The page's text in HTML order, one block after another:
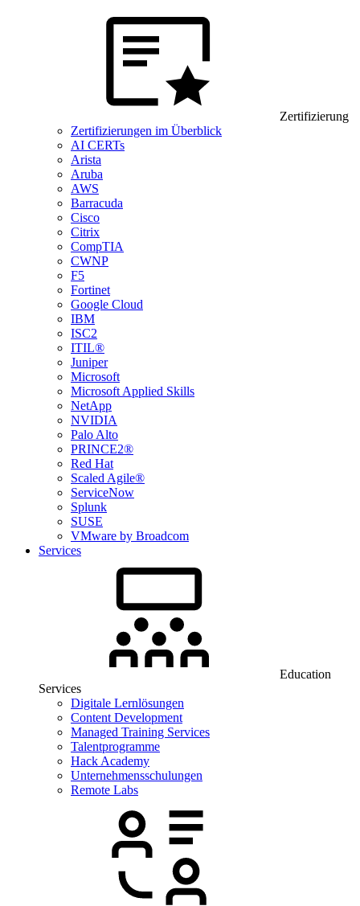
Zertifizierung
Zertifizierungen im Überblick
AI CERTs
Arista
Aruba
AWS
Barracuda
Cisco
Citrix
CompTIA
CWNP
F5
Fortinet
Google Cloud
IBM
ISC2
ITIL®
Juniper
Microsoft
Microsoft Applied Skills
NetApp
NVIDIA
Palo Alto
PRINCE2®
Red Hat
Scaled Agile®
ServiceNow
Splunk
SUSE
VMware by Broadcom
Services
Education
Services
Digitale Lernlösungen
Content Development
Managed Training Services
Talentprogramme
Hack Academy
Unternehmensschulungen
Remote Labs